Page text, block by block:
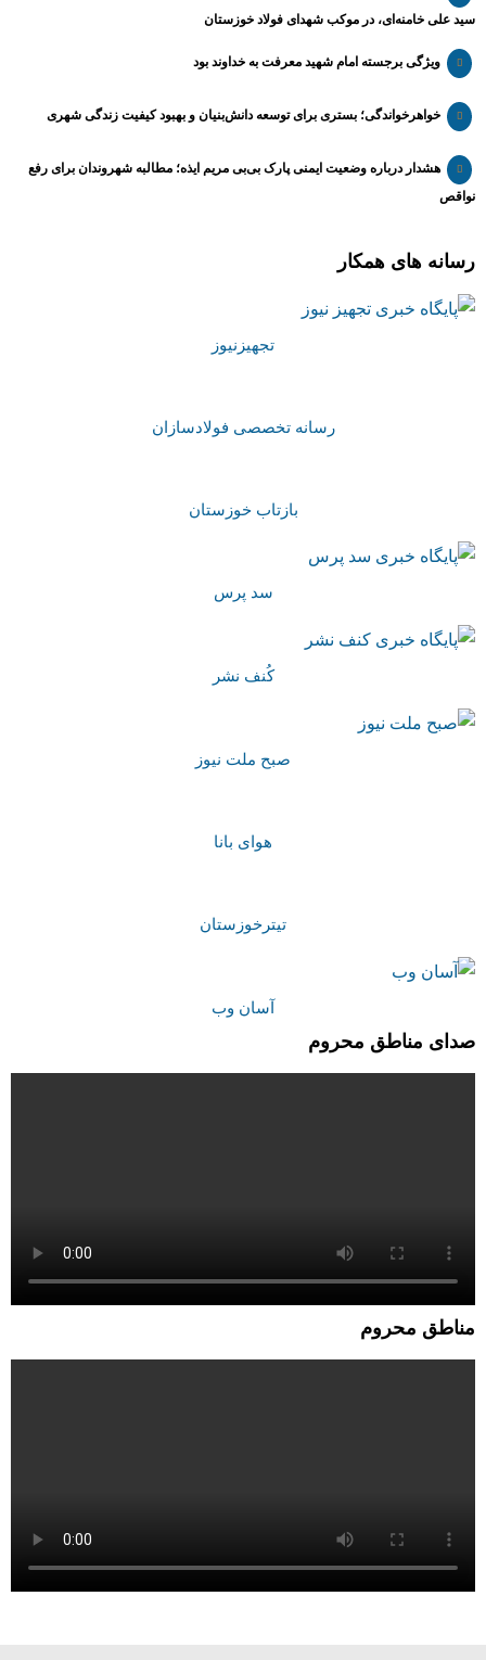
سید علی خامنه‌ای، در موکب شهدای فولاد خوزستان
ویژگی برجسته امام شهید معرفت به خداوند بود
خواهرخواندگی؛ بستری برای توسعه دانش‌بنیان و بهبود کیفیت زندگی شهری
هشدار درباره وضعیت ایمنی پارک بی‌بی مریم ایذه؛ مطالبه شهروندان برای رفع
نواقص
رسانه های همکار
تجهیزنیوز
رسانه تخصصی فولادسازان
بازتاب خوزستان
سد پرس
کُنف نشر
صبح ملت نیوز
هوای بانا
تیترخوزستان
آسان وب
صدای مناطق محروم
مناطق محروم